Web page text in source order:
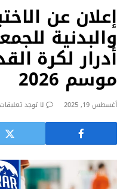
إعلان عن
والبدنية
أدرار لكرة
موسم 2026
أغسطس 19, 2025 لا توجد تعليقات